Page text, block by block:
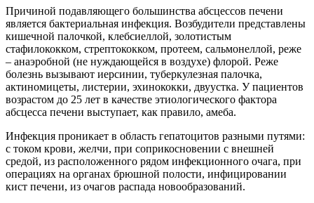
Причиной подавляющего большинства абсцессов печени
является бактериальная инфекция. Возбудители представлены
кишечной палочкой, клебсиеллой, золотистым
стафилококком, стрептококком, протеем, сальмонеллой, реже
– анаэробной (не нуждающейся в воздухе) флорой. Реже
болезнь вызывают иерсинии, туберкулезная палочка,
актиномицеты, листерии, эхинококки, двуустка. У пациентов
возрастом до 25 лет в качестве этиологического фактора
абсцесса печени выступает, как правило, амеба.
Инфекция проникает в область гепатоцитов разными путями:
с током крови, желчи, при соприкосновении с внешней
средой, из расположенного рядом инфекционного очага, при
операциях на органах брюшной полости, инфицировании
кист печени, из очагов распада новообразований.